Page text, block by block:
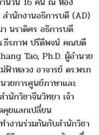
ำนักงานอธิการบดี (AD)
นราดิศร อธิการบดี
.ธีรภาพ ปรีดีพจน์ คณบดี
Tao, Ph.D. ผู้อำนวย
าหลวง อาจารย์ ดร.พรภ
วยการศูนย์ภาษาและ
นักวิชาจีนวิทยา เจ้า
คุยแลกเปลี่ยน
ำงานร่วมกันกับสำนักวิชา